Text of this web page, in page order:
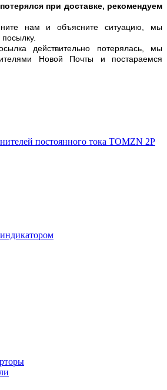
при доставке, рекомендуем
нам и объясните ситуацию, мы
действительно потерялась, мы
Новой Почты и постараемся